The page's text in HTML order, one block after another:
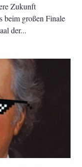
Zukunft
beim großen Finale
der